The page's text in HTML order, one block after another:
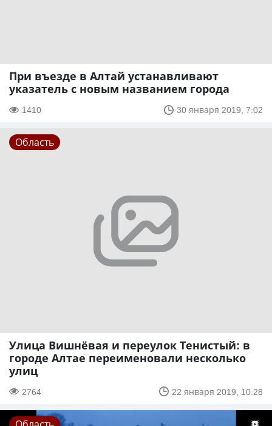
При въезде в Алтай устанавливают
указатель с новым названием города
1410 30 января 2019, 7:02
Область
Улица Вишнёвая и переулок Тенистый: в
городе Алтае переименовали несколько
улиц
2764 22 января 2019, 10:28